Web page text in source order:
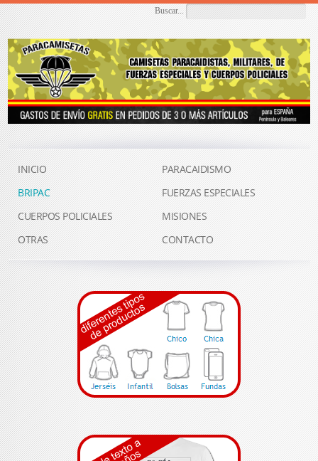
Buscar...
INICIO
PARACAIDISMO
BRIPAC
FUERZAS ESPECIALES
CUERPOS POLICIALES
MISIONES
OTRAS
CONTACTO